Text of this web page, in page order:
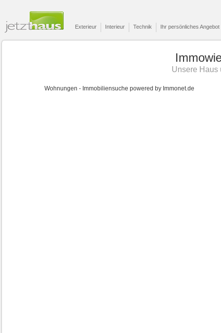
Exterieur Interieur Technik Ihr persönliches Angebot
Unsere Haus
Wohnungen - Immobiliensuche powered by Immonet.de